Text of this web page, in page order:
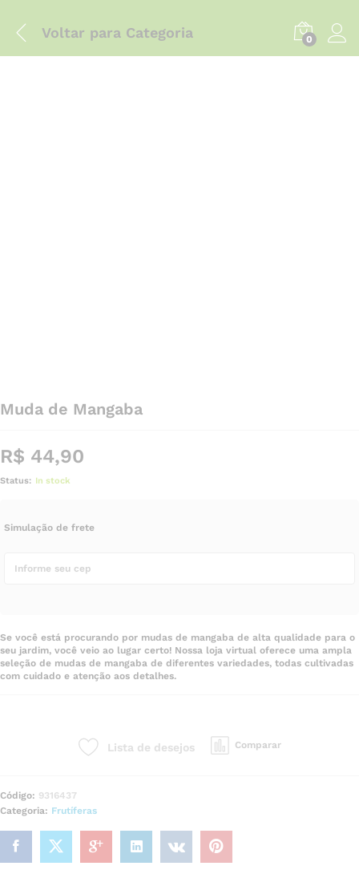
Voltar para Categoria 0
Muda de Mangaba
R$ 44,90
Status: In stock
Simulação de frete
Se você está procurando por mudas de mangaba de alta qualidade para o
seu jardim, você veio ao lugar certo! Nossa loja virtual oferece uma ampla
seleção de mudas de mangaba de diferentes variedades, todas cultivadas
com cuidado e atenção aos detalhes.
Lista de desejos Comparar
Código: 9316437
Categoria: Frutíferas